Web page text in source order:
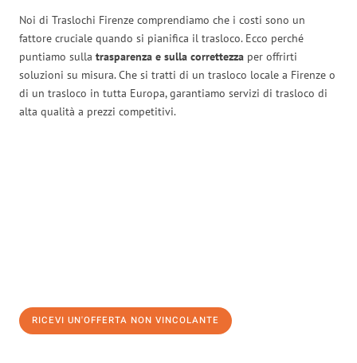
Noi di Traslochi Firenze comprendiamo che i costi sono un
fattore cruciale quando si pianifica il trasloco. Ecco perché
puntiamo sulla trasparenza e sulla correttezza per offrirti
soluzioni su misura. Che si tratti di un trasloco locale a Firenze o
di un trasloco in tutta Europa, garantiamo servizi di trasloco di
alta qualità a prezzi competitivi.
RICEVI UN'OFFERTA NON VINCOLANTE